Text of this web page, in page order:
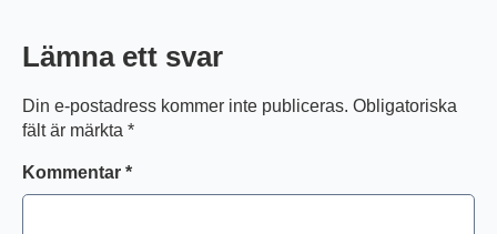
Lämna ett svar
Din e-postadress kommer inte publiceras. Obligatoriska
fält är märkta *
Kommentar *